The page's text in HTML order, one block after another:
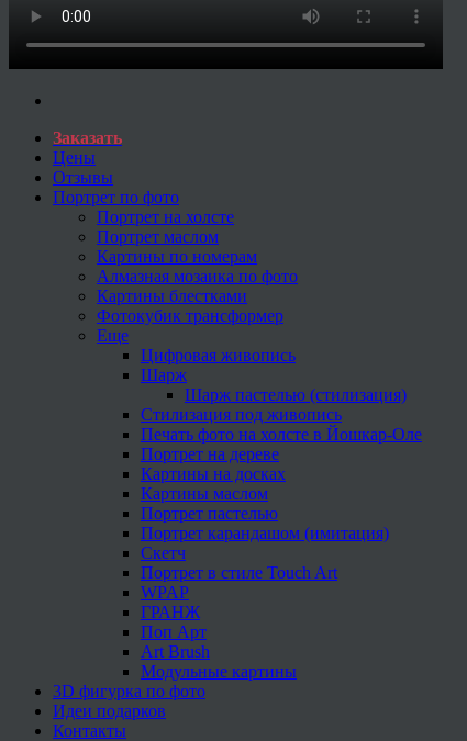
Заказать
Цены
Отзывы
Портрет по фото
Портрет на холсте
Портрет маслом
Картины по номерам
Алмазная мозаика по фото
Картины блестками
Фотокубик трансформер
Еще
Цифровая живопись
Шарж
Шарж пастелью (стилизация)
Стилизация под живопись
Печать фото на холсте в Йошкар-Оле
Портрет на дереве
Картины на досках
Картины маслом
Портрет пастелью
Портрет карандашом (имитация)
Скетч
Портрет в стиле Touch Art
WPAP
ГРАНЖ
Поп Арт
Art Brush
Модульные картины
3D фигурка по фото
Идеи подарков
Контакты